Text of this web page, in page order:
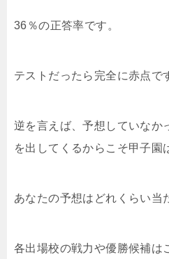
36％の正答率です。
テストだったら完全に赤点で
逆を言えば、予想していなか
を出してくるからこそ甲子園
あなたの予想はどれくらい当
各出場校の戦力や優勝候補は